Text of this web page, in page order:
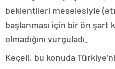
beklentileri meselesiyle
başlanması için bir ön şart
olmadığını vurguladı.
Keçeli, bu konuda